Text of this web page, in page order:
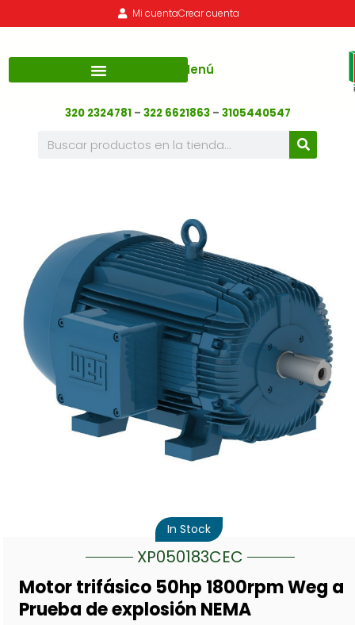
Mi cuentaCrear cuenta
Menú
320 2324781– 322 6621863 – 3105440547
Motor trifásico 50hp 1800rpm Weg a
Prueba de explosión NEMA
In Stock
XP050183CEC